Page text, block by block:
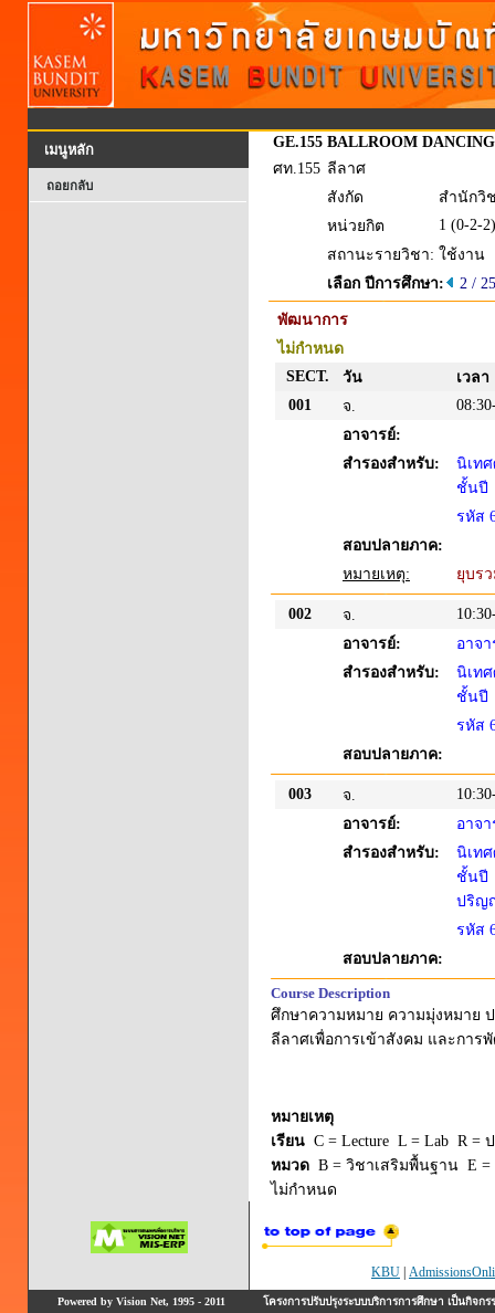
เมนูหลัก
ถอยกลับ
GE.155 BALLROOM DANCING
ศท.155 ลีลาศ
สังกัด
สำนักวิ
หน่วยกิต
1 (0-2-2)
สถานะรายวิชา: ใช้งาน
เลือก ปีการศึกษา:
2 /
พัฒนาการ
ไม่กำหนด
SECT.
วัน
เวลา
001
จ.
อาจารย์:
สำรองสำหรับ:
นิเท
ชั้นปี
รหัส
สอบปลายภาค:
หมายเหตุ:
ยุบร
002 จ.
อาจารย์:
อาจ
สำรองสำหรับ:
นิเท
ชั้นปี
รหัส
สอบปลายภาค:
003 จ.
อาจารย์:
อาจ
สำรองสำหรับ:
นิเท
ชั้นปี
ปริญ
รหัส
สอบปลายภาค:
Course Description
ศึกษาความหมาย ความมุ่งหมาย
ลีลาศเพื่อการเข้าสังคม และกา
หมายเหตุ
เรียน C = Lecture L = Lab R =
หมวด B = วิชาเสริมพื้นฐาน E
ไม่กำหนด
KBU
Powered by Vision Net, 1995 - 2011 โครงการปรับปรุงระบบบริการการศึกษา เป็นกิ